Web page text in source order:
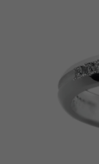
最新消息